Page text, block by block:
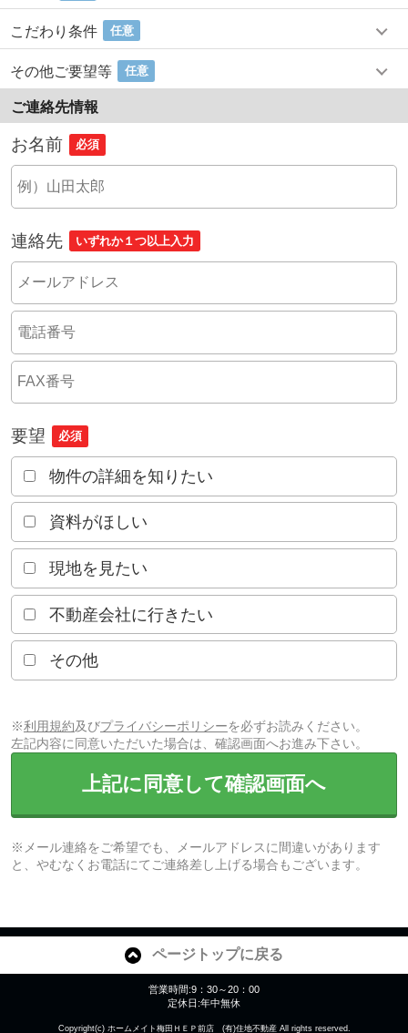
こだわり条件 任意
その他ご要望等 任意
ご連絡先情報
お名前 必須
連絡先 いずれか１つ以上入力
要望 必須
物件の詳細を知りたい
資料がほしい
現地を見たい
不動産会社に行きたい
その他
※利用規約及びプライバシーポリシーを必ずお読みください。
左記内容に同意いただいた場合は、確認画面へお進み下さい。
上記に同意して確認画面へ
※メール連絡をご希望でも、メールアドレスに間違いがあります
と、やむなくお電話にてご連絡差し上げる場合もございます。
ページトップに戻る
営業時間:9：30～20：00
定休日:年中無休
Copyright(c) ホームメイト梅田ＨＥＰ前店 (有)住地不動産 All rights reserved.